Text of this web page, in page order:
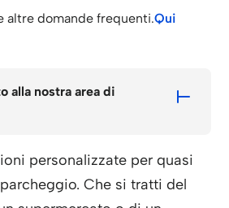
altre domande frequenti.Qui
alla nostra area di
personalizzate per quasi
Che si tratti del